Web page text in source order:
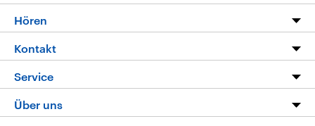
Programm
Die Nachrichten
Nachrichtenleicht
Neue Beiträge auf dlf.de
Hören
Livestream
Podcasts
Deutschlandfunk App
Kontakt
Hörerservice
Service
FAQ
Über uns